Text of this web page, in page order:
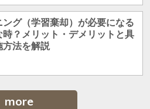
ング（学習棄却）が必要になる
時？メリット・デメリットと具
方法を解説
more